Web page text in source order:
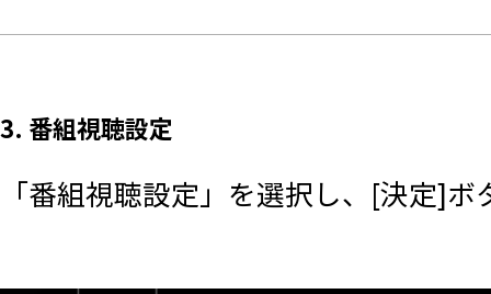
3. 番組視聴設定
「番組視聴設定」を選択し、[決定]ボ